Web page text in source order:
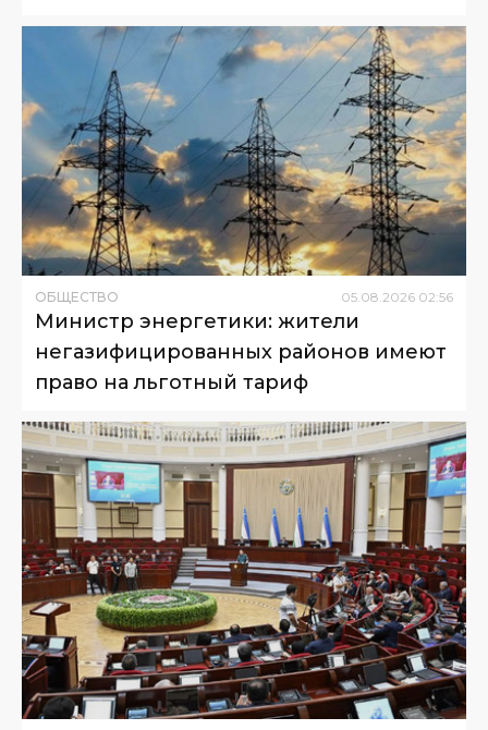
ОБЩЕСТВО 05.08.2026 02:56
Министр энергетики: жители
негазифицированных районов имеют
право на льготный тариф